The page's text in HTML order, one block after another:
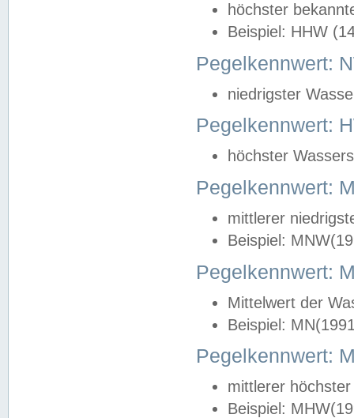
höchster
Beispiel: HHW
Pegelkennwert:
niedrigster
Pegelkennwert:
höchster
Pegelkennwert:
mittlerer
Beispiel:
Pegelkennwert:
Mittelwert der
Beispiel:
Pegelkennwert:
mittlerer
Beispiel: